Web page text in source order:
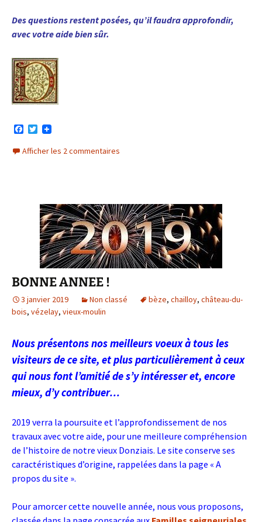
Des questions restent posées, qu’il faudra approfondir,
avec votre aide bien sûr.
c
e
T
i
t
Afficher les 2 commentaires
BONNE ANNEE !
3 janvier 2019 Non classé bèze, chailloy, château-du-
bois, vézelay, vieux-moulin
Nous présentons nos meilleurs voeux à tous les
visiteurs de ce site, et plus particulièrement à ceux
qui nous font l’amitié de s’y intéresser et, encore
mieux, d’y contribuer…
2019 verra la poursuite et l’approfondissement de nos
travaux avec votre aide, pour une meilleure compréhension
de l’histoire de notre vieux Donziais. Le site conserve ses
caractéristiques d’origine, rappelées dans la page « A
propos du site ».
Pour amorcer cette nouvelle année, nous vous proposons,